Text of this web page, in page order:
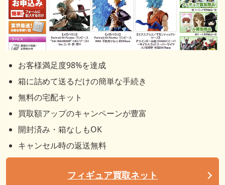
お客様満足度98%を達成
箱に詰めて送るだけの簡単な手続き
無料の宅配キット
買取額アップのキャンペーンが豊富
開封済み・箱なしもOK
キャンセル時の返送無料
フィギュア買取ネット